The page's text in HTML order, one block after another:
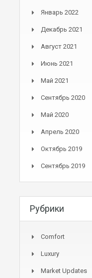
Январь 2022
Декабрь 2021
Август 2021
Июнь 2021
Май 2021
Сентябрь 2020
Май 2020
Апрель 2020
Октябрь 2019
Сентябрь 2019
Рубрики
Comfort
Luxury
Market Updates